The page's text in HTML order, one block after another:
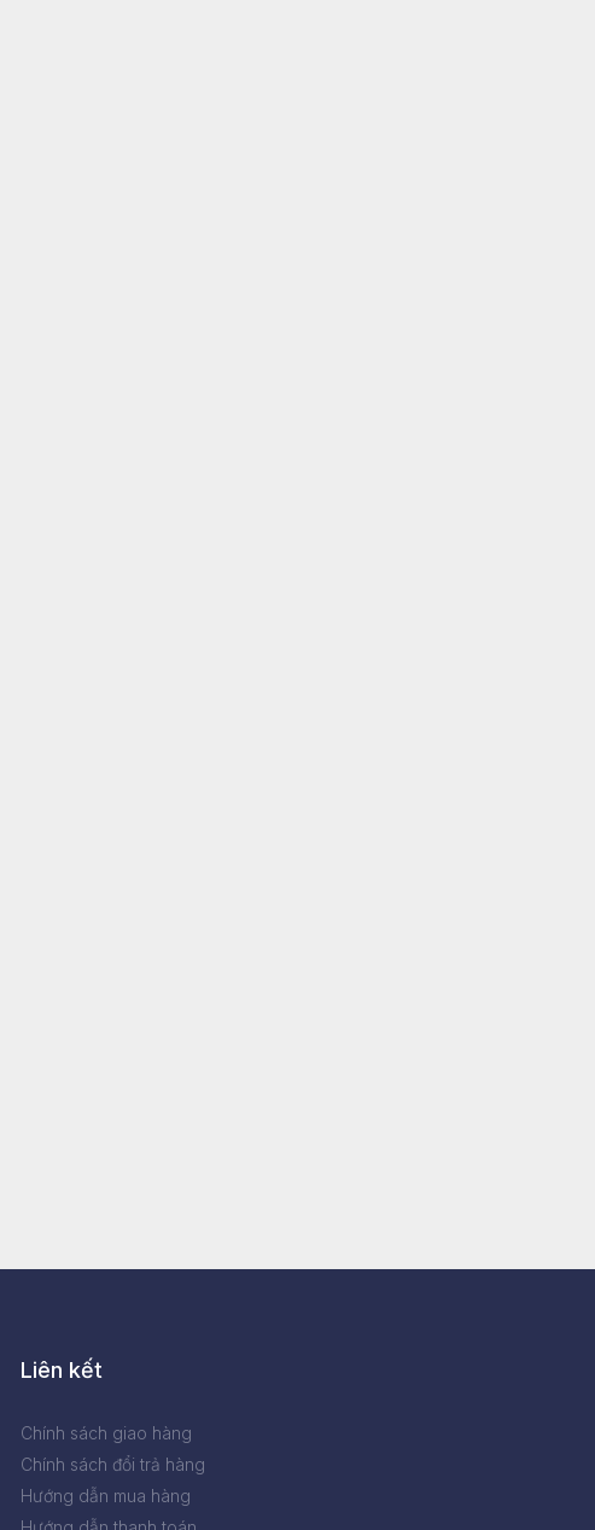
Liên kết
Chính sách giao hàng
Chính sách đổi trả hàng
Hướng dẫn mua hàng